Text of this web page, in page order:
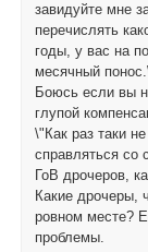
завидуйте мне
перечислять
годы, у вас на
месячный
Боюсь если вы
глупой
\"Как раз таки
справляться со
ГоВ дрочеров,
Какие дрочеры,
ровном месте?
проблемы.